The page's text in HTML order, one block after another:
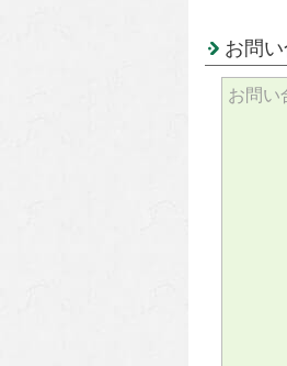
お問